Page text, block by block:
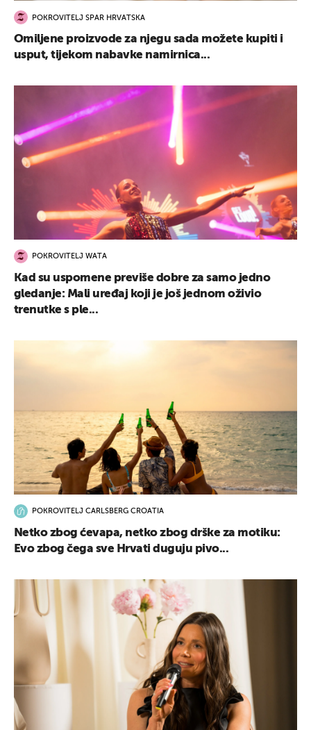
POKROVITELJ SPAR HRVATSKA
Omiljene proizvode za njegu sada možete kupiti i
usput, tijekom nabavke namirnica...
POKROVITELJ WATA
Kad su uspomene previše dobre za samo jedno
gledanje: Mali uređaj koji je još jednom oživio
trenutke s ple...
POKROVITELJ CARLSBERG CROATIA
Netko zbog ćevapa, netko zbog drške za motiku:
Evo zbog čega sve Hrvati duguju pivo...